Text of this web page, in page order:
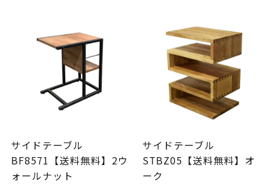
サイドテーブル
BF8571【送料無料】2ウ
ォールナット
サイドテーブル
STBZ05【送料無料】オ
ーク